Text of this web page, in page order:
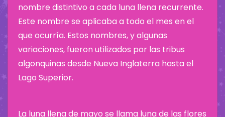
nombre distintivo a cada luna llena recurrente.
Este nombre se aplicaba a todo el mes en el
que ocurría. Estos nombres, y algunas
variaciones, fueron utilizados por las tribus
algonquinas desde Nueva Inglaterra hasta el
Lago Superior.
La luna llena de mayo se llama luna de las flores